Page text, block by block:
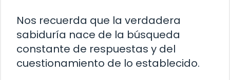
Nos recuerda que la verdadera
sabiduría nace de la búsqueda
constante de respuestas y del
cuestionamiento de lo establecido.